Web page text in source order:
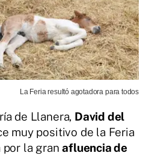
La Feria resultó agotadora para todos
de Llanera, David del
muy positivo de la Feria
por la granafluencia de